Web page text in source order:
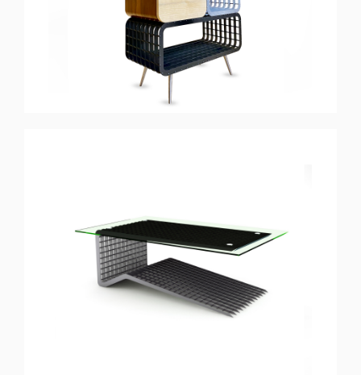
BLACK
Table Basse